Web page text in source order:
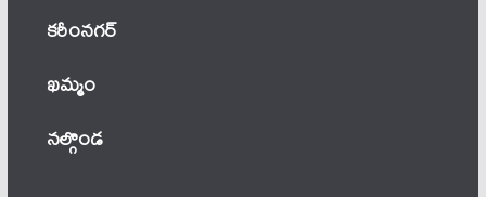
కరీంనగర్
ఖ‌మ్మం
నల్గొండ